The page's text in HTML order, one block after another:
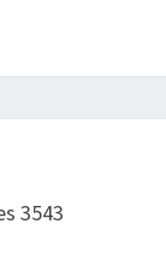
3543